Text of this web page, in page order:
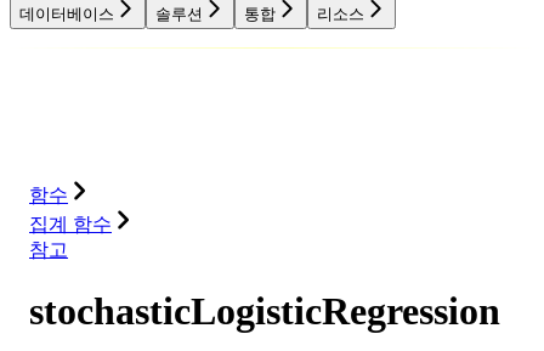
데이터베이스 솔루션 통합 리소스
함수
집계 함수
참고
stochasticLogisticRegression